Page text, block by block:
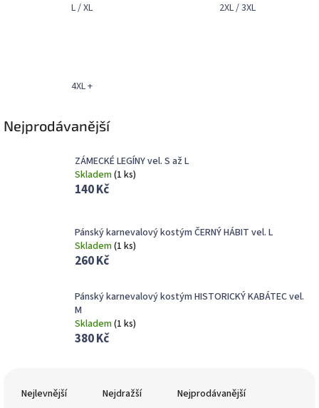
L / XL 2XL / 3XL
4XL +
Nejprodávanější
ZÁMECKÉ LEGÍNY vel. S až L
Skladem(1 ks)
140 Kč
Pánský karnevalový kostým ČERNÝ HÁBIT vel. L
Skladem(1 ks)
260 Kč
Pánský karnevalový kostým HISTORICKÝ KABÁTEC vel.
M
Skladem(1 ks)
380 Kč
Nejlevnější Nejdražší Nejprodávanější